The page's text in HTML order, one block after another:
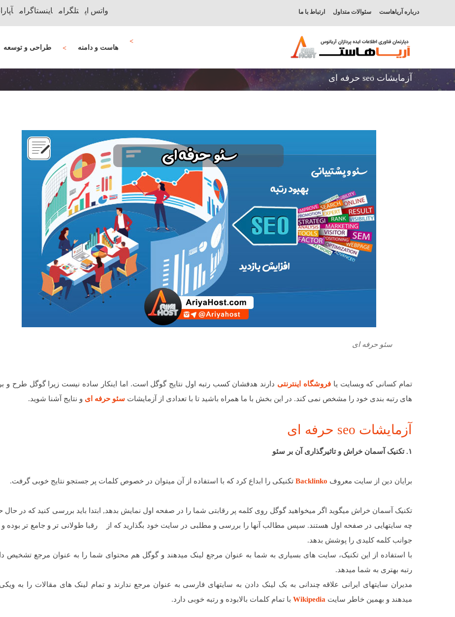
درباره آریاهاست سئوالات متداول ارتباط با ما واتس اپ تلگرام اینستاگرام
هاست و دامنه طراحی و توسعه
آزمایشات seo حرفه ای
سئو حرفه ای
تمام کسانی که وبسایت یافروشگاه اینترنتی دارند هدفشان کسب رتبه اول نتایج گوگل است. اما اینکار ساده نیست زیرا گوگل طرح و
های رتبه بندی خود را مشخص نمی کند. در این بخش با ما همراه باشید تا با تعدادی از آزمایشات سئو حرفه ای و نتایج آشنا شوید.
آزمایشات seo حرفه ای
۱. تکنیک آسمان خراش و تاثیرگذاری آن بر سئو
برایان دین از سایت معروف تکنیکی را ابداع کرد که با استفاده از آن میتوان در خصوص کلمات پر جستجو نتایج خوبی گرفت.
تکنیک آسمان خراش میگوید اگر میخواهید گوگل روی کلمه پر رقابتی شما را در صفحه اول نمایش بدهد, ابتدا باید بررسی کنید که در حال
چه سایتهایی در صفحه اول هستند. سپس مطالب آنها را بررسی و مطلبی در سایت خود بگذارید که از رقبا طولانی تر و جامع تر بوده و
جوانب کلمه کلیدی را پوشش بدهد.
با استفاده از این تکنیک، سایت های بسیاری به شما به عنوان مرجع لینک میدهند و گوگل هم محتوای شما را به عنوان مرجع تشخیص
رتبه بهتری به شما میدهد.
مدیران سایتهای ایرانی علاقه چندانی به بک لینک دادن به سایتهای فارسی به عنوان مرجع ندارند و تمام لینک های مقالات را به ویکی
میدهند و بهمین خاطر سایت Wikipedia با تمام کلمات بالابوده و رتبه خوبی دارد.